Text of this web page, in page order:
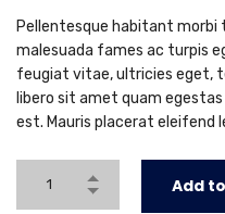
Pellentesque habitant
malesuada fames ac turpis
feugiat vitae, ultricies eget,
libero sit amet quam
est. Mauris placerat eleifend
Add